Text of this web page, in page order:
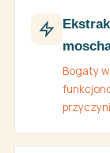
Bogaty